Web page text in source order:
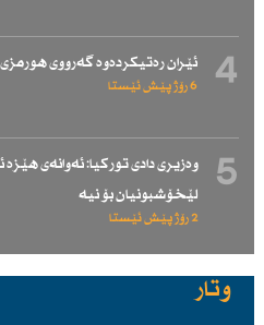
4 ئێران رەتیكردەوە گەرووی
6 رۆژ پێش ئێستا
5
وەزیری دادی توركیا: ئەوانەی
لێخۆشبونیان بۆ نیە
2 رۆژ پێش ئێستا
وتار